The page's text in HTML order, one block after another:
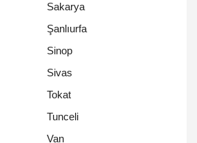
Sakarya
Şanlıurfa
Sinop
Sivas
Tokat
Tunceli
Van